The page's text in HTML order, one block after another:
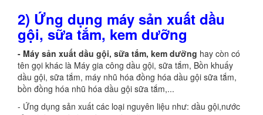
2) Ứng dụng máy sản xuất dầu
gội, sữa tắm, kem dưỡng
- Máy sản xuất dầu gội, sữa tắm, kem dưỡng hay còn có
tên gọi khác là Máy gia công dầu gội, sữa tắm, Bồn khuấy
dầu gội, sữa tắm, máy nhũ hóa đồng hóa dầu gội sữa tắm,
bồn đồng hóa nhũ hóa dầu gội sữa tắm,...
- Ứng dụng sản xuất các loại nguyên liệu như: dầu gội,nước